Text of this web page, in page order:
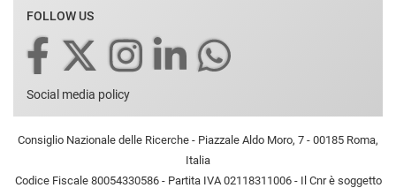
FOLLOW US
Social media policy
Consiglio Nazionale delle Ricerche - Piazzale Aldo Moro, 7 - 00185 Roma,
Italia
Codice Fiscale 80054330586 - Partita IVA 02118311006 - Il Cnr è soggetto